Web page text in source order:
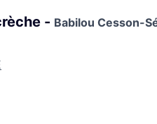
- Babilou Cesson-